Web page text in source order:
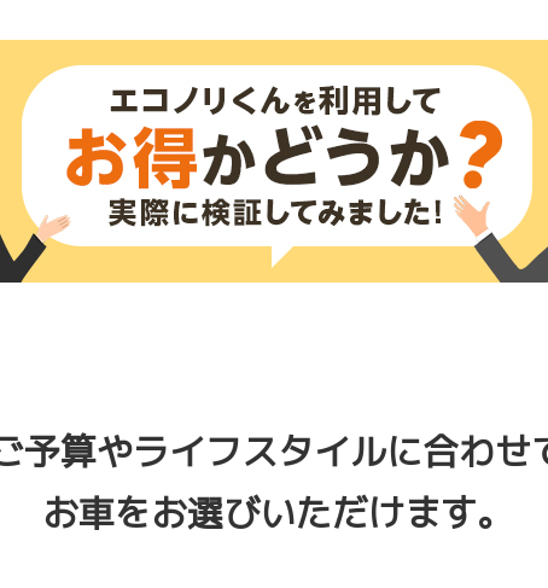
予算やライフスタイルに合わせ
お車をお選びいただけます。